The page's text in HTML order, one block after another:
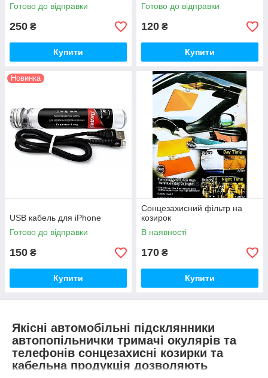
Готово до відправки
250 ₴
Купити
Готово до відправки
120 ₴
Купити
Новинка
USB кабель для iPhone
Готово до відправки
150 ₴
Купити
Сонцезахисний фільтр на
козирок
В наявності
170 ₴
Купити
Якісні автомобільні підсклянники
автопопільнички тримачі окулярів та
телефонів сонцезахисні козирки та
кабельна продукція дозволяють